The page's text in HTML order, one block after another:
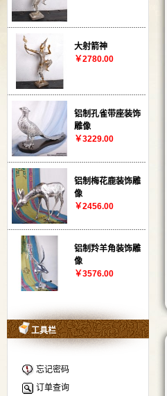
大射箭神
￥2780.00
铝制孔雀带座装饰
雕像
￥3229.00
铝制梅花鹿装饰雕
像
￥2456.00
铝制羚羊角装饰雕
像
￥3576.00
工具栏
忘记密码
订单查询